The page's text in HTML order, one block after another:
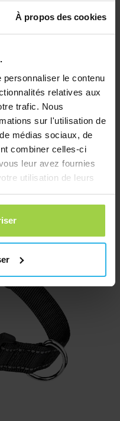
À propos des cookies
le contenu
relatives aux
trafic. Nous
sur l'utilisation de
médias sociaux, de
combiner celles-ci
leur avez fournies
utilisation de leurs
fluorescent / réfléchissant